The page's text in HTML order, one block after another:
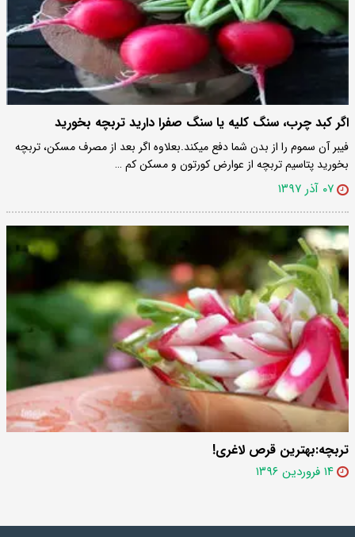
اگر کبد چرب، سنگ کلیه یا سنگ صفرا دارید تربچه بخورید
فیبر آن سموم را از بدن شما دفع میکند.بعلاوه اگر بعد از مصرف مسکن، تربچه
بخورید پتاسیم تربچه از عوارض کورتون و‌ مسکن کم …
۰۷ آذر ۱۳۹۷
تربچه:بهترین قرص لاغری!
۱۴ فروردین ۱۳۹۶